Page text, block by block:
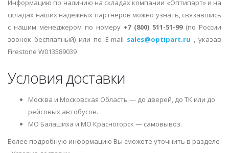
Информацию по наличию на складах компании «Оптипарт» и на
складах наших надежных партнеров можно узнать, связавшись
с нашим менеджером по номеру +7 (800) 511-51-99(по России
звонок бесплатный) или по E-mail sales@optipart.ru , указав
Firestone W013589039
Условия доставки
Москва и Московская Область — до дверей, до ТК или до
рейсовых автобусов.
МО Балашиха и МО Красногорск — самовывоз.
Более подробную информацию Вы сможете уточнить в разделе